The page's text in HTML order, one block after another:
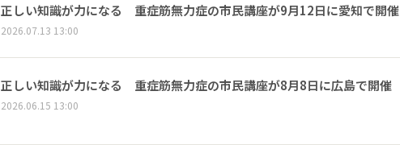
正しい知識が力になる 重症筋無力症の市民講座が9月12日に愛知で開催
2026.07.13 13:00
正しい知識が力になる 重症筋無力症の市民講座が8月8日に広島で開催
2026.06.15 13:00